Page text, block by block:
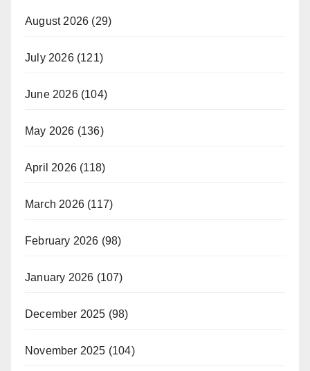
August 2026 (29)
July 2026(121)
June 2026(104)
May 2026 (136)
April 2026 (118)
March 2026 (117)
February 2026 (98)
January 2026 (107)
December 2025 (98)
November 2025 (104)